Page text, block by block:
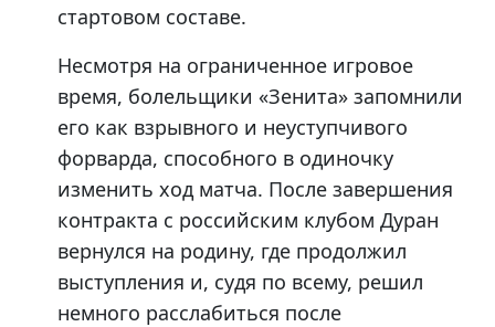
стартовом составе.
Несмотря на ограниченное игровое
время, болельщики «Зенита» запомнили
его как взрывного и неуступчивого
форварда, способного в одиночку
изменить ход матча. После завершения
контракта с российским клубом Дуран
вернулся на родину, где продолжил
выступления и, судя по всему, решил
немного расслабиться после